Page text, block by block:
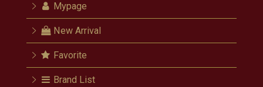
Mypage
New Arrival
Favorite
Brand List